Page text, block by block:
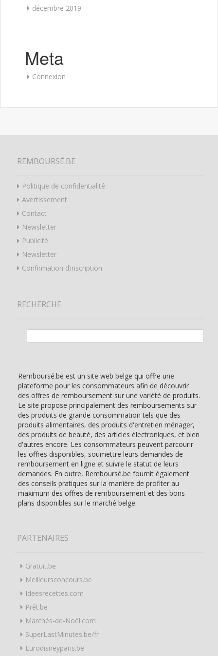
décembre 2019
Meta
Connexion
REMBOURSÉ.BE
Politique de confidentialité
Avertissement
Contact
Newsletter
Publicité
Newsletter
Confirmation d’inscription
RECHERCHE
Remboursé.be est un site web belge qui offre une
plateforme pour les consommateurs afin de découvrir
des offres de remboursement sur une variété de produits.
Le site propose principalement des remboursements sur
des produits de grande consommation tels que des
produits alimentaires, des produits d'entretien ménager,
des produits de beauté, des articles électroniques, et bien
d'autres encore. Les consommateurs peuvent parcourir
les offres disponibles, soumettre leurs demandes de
remboursement en ligne et suivre le statut de leurs
demandes. En outre, Remboursé.be fournit également
des conseils pratiques sur la manière de profiter au
maximum des offres de remboursement et des bons
plans disponibles sur le marché belge.
PARTENAIRES
Gratuit.be
Meilleursconcours.be
Ideesrecettes.com
Prêt.be
Marchés-de-Noël.com
SuperLastMinutes.be/fr
Eurodisneyparis.be